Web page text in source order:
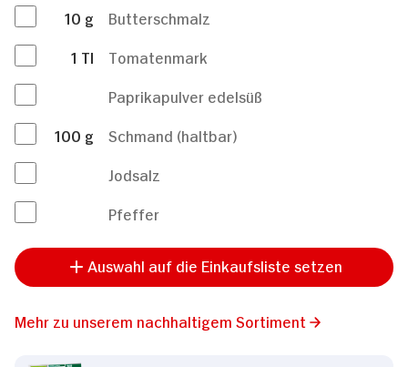
10 g
Butterschmalz
1 Tl
Tomatenmark
Paprikapulver edelsüß
100 g
Schmand (haltbar)
Jodsalz
Pfeffer
Auswahl auf die Einkaufsliste setzen
Mehr zu unserem nachhaltigem Sortiment